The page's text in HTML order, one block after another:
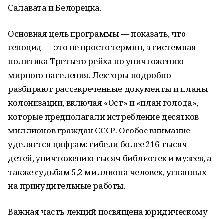
Салавата и Белорецка.
Основная цель программы — показать, что
геноцид — это не просто термин, а системная
политика Третьего рейха по уничтожению
мирного населения. Лекторы подробно
разбирают рассекреченные документы и планы
колонизации, включая «Ост» и «план голода»,
которые предполагали истребление десятков
миллионов граждан СССР. Особое внимание
уделяется цифрам: гибели более 216 тысяч
детей, уничтожению тысяч библиотек и музеев, а
также судьбам 5,2 миллиона человек, угнанных
на принудительные работы.
Важная часть лекций посвящена юридическому